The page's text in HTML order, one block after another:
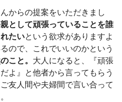
からの提案をいただきまし
親として頑張っていることを誰
たいという欲求がありますよ
ので、これでいいのかという
こと。 大人になると、『頑張
よ』と他者から言ってもらう
友人間や夫婦間で言い合って